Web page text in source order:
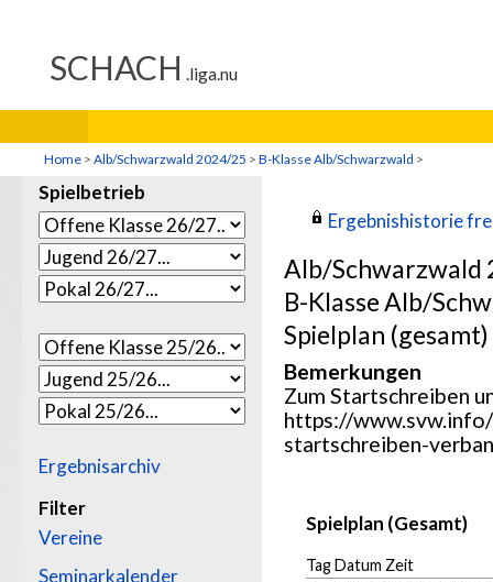
Home > Alb/Schwarzwald 2024/25 > B-Klasse Alb/Schwarzwald >
Spielbetrieb
Ergebnisarchiv
Filter
Vereine
Seminarkalender
Ergebnishistorie
Alb/Schwarzwald
B-Klasse Alb/
Spielplan (gesamt)
Bemerkungen
Zum Startschreiben
https://
startschreiben-
Spielplan (Gesamt)
Tag Datum Zeit